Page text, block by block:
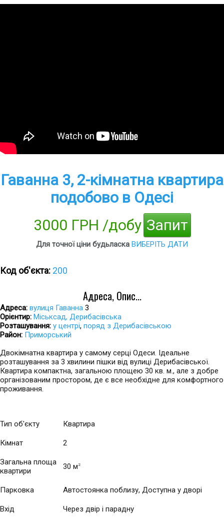
Гаванна 3, 2-кімнатна квартира
подобово в Одесі
3000 ГРН /добу Запит
Для точної ціни будьласка ВИБЕРІТЬ ДАТИ
Код об'єкта: 200
Адреса, Опис...
Адреса: вулиця Гаванна 3
Орієнтир: Міськсад, Дерибасівська
Розташування: у центрі, поряд з Дерибасівською
Район: Приморський
Двокімнатна квартира у самому серці Одеси. Ідеальне
розташування за 3 хвилини пішки від вулиці Дерибасівської.
Квартира компактна, загальною площею 30 кв. м., але з добре
організованим простором, де є все необхідне для комфортного
проживання.
Тип об'єкту Квартира
Кімнат 2
Загальна площа
квартири
30 м 2
Парковка Автостоянка поблизу, Доступна у дворі
Вхід Через двір і парадну